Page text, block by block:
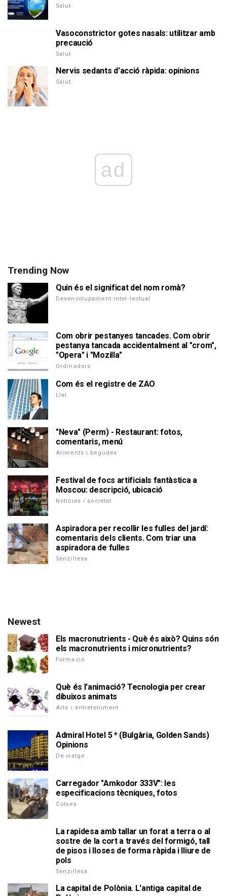
Salut
Vasoconstrictor gotes nasals: utilitzar amb
precaució
Salut
Nervis sedants d'acció ràpida: opinions
Salut
ad
Trending Now
Quin és el significat del nom romà?
Desenvolupament intel·lectual
Com obrir pestanyes tancades. Com obrir
pestanya tancada accidentalment al "crom",
"Opera" i "Mozilla"
Ordinadors
Com és el registre de ZAO
Llei
"Neva" (Perm) - Restaurant: fotos,
comentaris, menú
Aliments i begudes
Festival de focs artificials fantàstica a
Moscou: descripció, ubicació
Notícies i societat
Aspiradora per recollir les fulles del jardí:
comentaris dels clients. Com triar una
aspiradora de fulles
Senzillesa
Newest
Els macronutrients - Què és això? Quins són
els macronutrients i micronutrients?
Formació
Què és l'animació? Tecnologia per crear
dibuixos animats
Arts i entreteniment
Admiral Hotel 5 * (Bulgària, Golden Sands)
Opinions
De viatge
Carregador "Amkodor 333V": les
especificacions tècniques, fotos
Cotxes
La rapidesa amb tallar un forat a terra o al
sostre de la cort a través del formigó, tall
de pisos i lloses de forma ràpida i lliure de
pols
Senzillesa
La capital de Polònia. L'antiga capital de